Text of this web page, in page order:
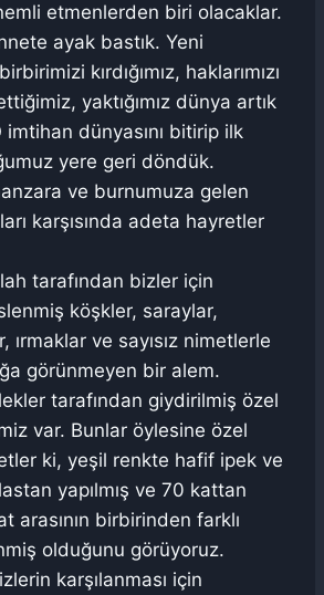
etmenlerden biri olacaklar.
ayak bastık. Yeni
kırdığımız, haklarımızı
yaktığımız dünya artık
imtihan dünyasını bitirip ilk
yere geri döndük.
ve burnumuza gelen
karşısında adeta hayretler
tarafından bizler için
köşkler, saraylar,
ırmaklar ve sayısız nimetlerle
görünmeyen bir alem.
tarafından giydirilmiş özel
var. Bunlar öylesine özel
ki, yeşil renkte hafif ipek ve
yapılmış ve 70 kattan
arasının birbirinden farklı
olduğunu görüyoruz.
karşılanması için